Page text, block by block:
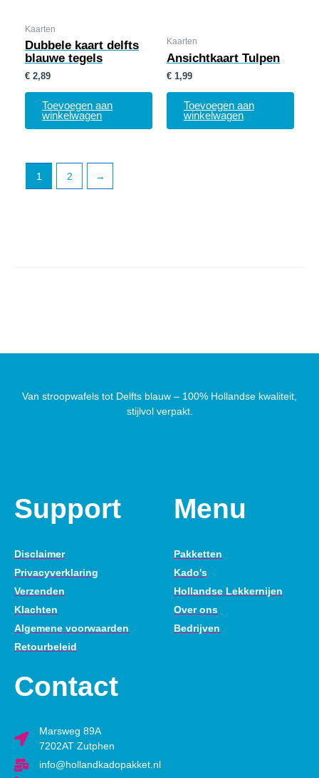
Kaarten
Dubbele kaart delfts
blauwe tegels
€ 2,89
Toevoegen aan
winkelwagen
Kaarten
Ansichtkaart Tulpen
€ 1,99
Toevoegen aan
winkelwagen
1 2 →
Van stroopwafels tot Delfts blauw – 100% Hollandse kwaliteit,
stijlvol verpakt.
Support
Disclaimer
Privacyverklaring
Verzenden
Klachten
Algemene voorwaarden
Retourbeleid
Menu
Pakketten
Kado's
Hollandse Lekkernijen
Over ons
Bedrijven
Contact
Marsweg 89A
7202AT Zutphen
info@hollandkadopakket.nl